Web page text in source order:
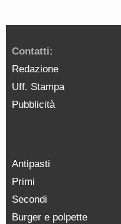
Contatti:
Redazione
Uff. Stampa
Pubblicità
Antipasti
Primi
Secondi
Burger e polpette